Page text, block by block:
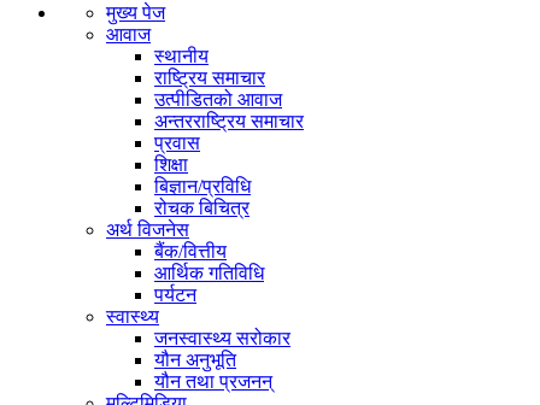
मुख्य पेज
आवाज
स्थानीय
राष्ट्रिय समाचार
उत्पीडितको आवाज
अन्तरराष्ट्रिय समाचार
प्रवास
शिक्षा
बिज्ञान/प्रविधि
रोचक बिचित्र
अर्थ विजनेस
बैंक/वित्तीय
आर्थिक गतिविधि
पर्यटन
स्वास्थ्य
जनस्वास्थ्य सरोकार
यौन अनुभूति
यौन तथा प्रजनन्